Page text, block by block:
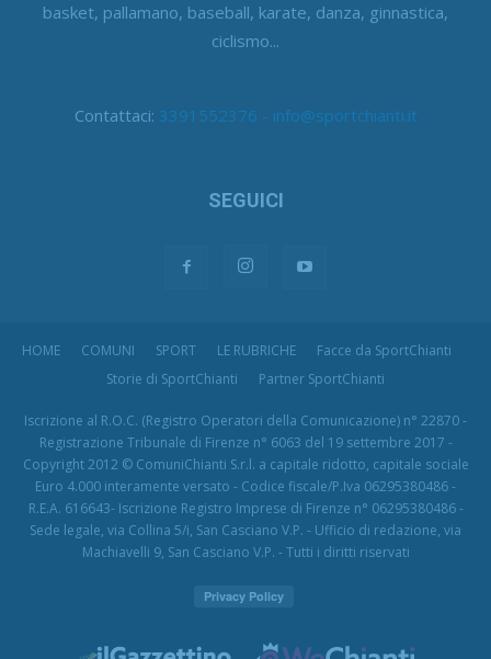
basket, pallamano, baseball, karate, danza, ginnastica,
ciclismo...
Contattaci: 3391552376 - info@sportchianti.it
SEGUICI
HOME COMUNI SPORT LE RUBRICHE
Facce da SportChianti
Storie di SportChianti
Partner SportChianti
Iscrizione al R.O.C. (Registro Operatori della Comunicazione) n° 22870 -
Registrazione Tribunale di Firenze n° 6063 del 19 settembre 2017 -
Copyright 2012 © ComuniChianti S.r.l. a capitale ridotto, capitale sociale
Euro 4.000 interamente versato - Codice fiscale/P.Iva 06295380486 -
R.E.A. 616643- Iscrizione Registro Imprese di Firenze n° 06295380486 -
Sede legale, via Collina 5/i, San Casciano V.P. - Ufficio di redazione, via
Machiavelli 9, San Casciano V.P. - Tutti i diritti riservati